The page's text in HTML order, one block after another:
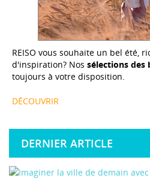
REISO vous souhaite un bel été,
d'inspiration? Nos sélections des
toujours à votre disposition.
DÉCOUVRIR
DERNIER ARTICLE